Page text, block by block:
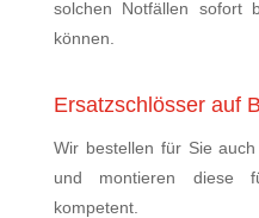
solchen Notfällen sofort
können.
Ersatzschlösser auf
Wir bestellen für Sie
und montieren diese
kompetent.